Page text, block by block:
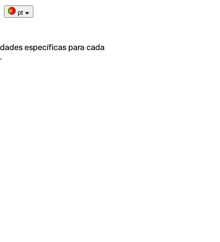
pt
específicas para cada